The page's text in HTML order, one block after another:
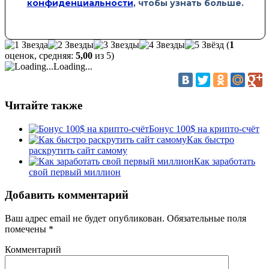
конфиденциальности, чтобы узнать больше.
(1
оценок, средняя: 5,00 из 5)
Loading...
Читайте также
Бонус 100$ на крипто-счёт
Как быстро
раскрутить сайт самому
Как заработать
свой первый миллион
Добавить комментарий
Ваш адрес email не будет опубликован. Обязательные поля
помечены *
Комментарий